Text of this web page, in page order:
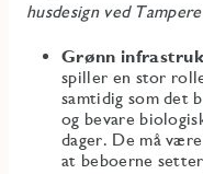
husdesign ved
Grønn
spiller en stor
samtidig som det
og bevare
dager. De må
at beboerne